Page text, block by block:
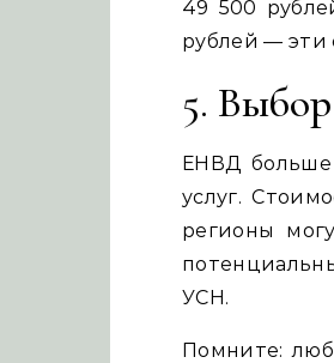
49 500
рублей — эти
5.
ЕНВД больше
услуг.
регионы
УСН.
Помните: